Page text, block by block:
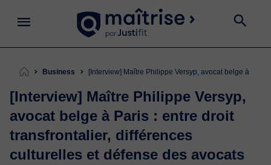
Business [Interview] Maître Philippe Versyp, avocat belge à
[Interview] Maître Philippe Versyp,
avocat belge à Paris : entre droit
transfrontalier, différences
culturelles et défense des avocats